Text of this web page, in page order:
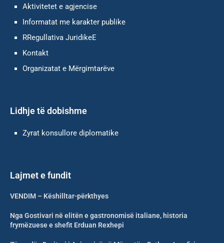
Aktivitetet e agjencise
Informatat me karakter publike
RRegullativa JuridikeE
Kontakt
Оrganizatat e Mërgimtarëve
Lidhje të dobishme
Zyrat konsullore diplomatike
Lajmet e fundit
VENDIM – Këshilltar-përkthyes
Nga Gostivari në elitën e gastronomisë italiane, historia
frymëzuese e shefit Erduan Rexhepi